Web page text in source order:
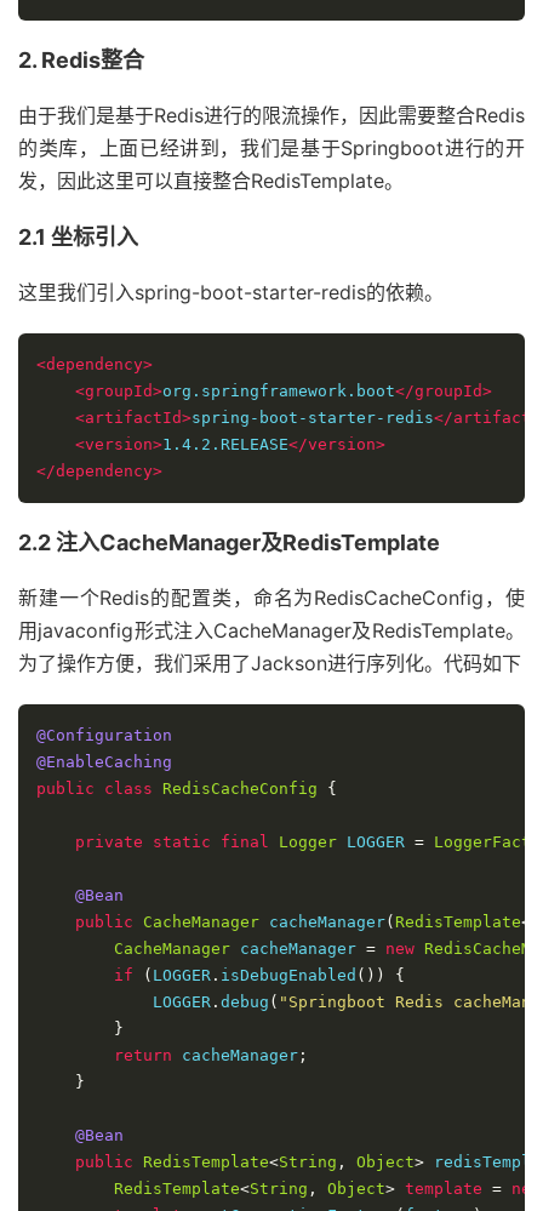
2. Redis整合
由于我们是基于Redis进行的限流操作，因此需要整合Redis
的类库，上面已经讲到，我们是基于Springboot进行的开
发，因此这里可以直接整合RedisTemplate。
2.1 坐标引入
这里我们引入spring-boot-starter-redis的依赖。
<dependency>
<groupId>org.springframework.boot</groupId>
<artifactId>spring-boot-starter-redis</
<version>1.4.2.RELEASE</version>
</dependency>
2.2 注入CacheManager及RedisTemplate
新建一个Redis的配置类，命名为RedisCacheConfig，使
用javaconfig形式注入CacheManager及RedisTemplate。
为了操作方便，我们采用了Jackson进行序列化。代码如下
@Configuration
@EnableCaching
public
class RedisCacheConfig {
private static final Logger LOGGER =
@Bean
public
CacheManager cacheManager( RedisTemplate
CacheManager cacheManager = new
if
( LOGGER . isDebugEnabled ())
{
            LOGGER
. debug ( "Springboot Redis
}
return cacheManager ;
}
@Bean
public
RedisTemplate<String , Object>
RedisTemplate<String , Object> template = new